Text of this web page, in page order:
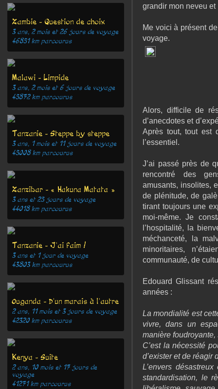
Zambie - Question de choix
3 ans, 2 mois et 26 jours de voyage
46851km parcourus
Malawi - Limpide
3 ans, 2 mois et 6 jours de voyage
45872km parcourus
Tanzanie - Steppe by steppe
3 ans, 1 mois et 11 jours de voyage
45008km parcourus
Zanzibar - « Hakuna Matata »
3 ans et 25 jours de voyage
44018km parcourus
Tanzanie - J'ai faim !
3 ans et 1 jour de voyage
43803km parcourus
Ouganda - D'un marais à l'autre
2 ans, 11 mois et 3 jours de voyage
42320km parcourus
Kenya - Suite
2 ans, 10 mois et 17 jours de
voyage
41271km parcourus
grandir mon neveu
Me voici à présent
voyage.
Alors, difficile de
d’anecdotes et
Après tout, tout est
l’essentiel.
J’ai passé près de
rencontré des
amusants, insolites,
de plénitude, de
tirant toujours une
moi-même. Je
l’hospitalité, la
méchanceté, la
minoritaires,
communauté, de
Edouard Glissant
années :
La mondialité est
vivre, dans un
manière
C’est la nécessité
d’exister et de réagir
L’envers
standardisation, le